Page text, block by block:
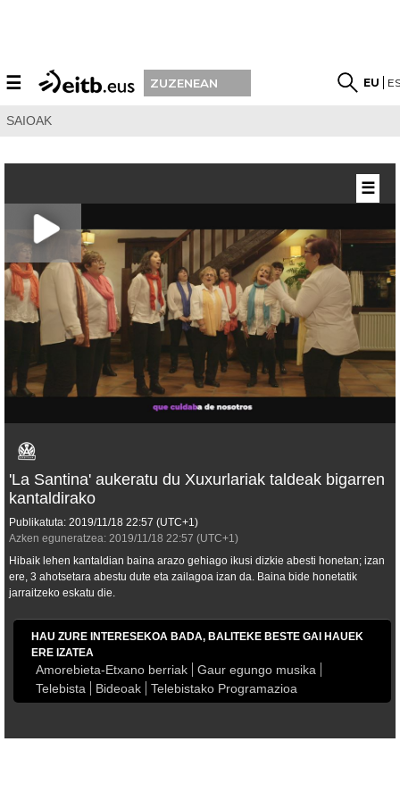
☰ ZUZENEAN EU
SAIOAK
'La Santina' aukeratu du Xuxurlariak taldeak bigarren
kantaldirako
Publikatuta: 2019/11/18 22:57 (UTC+1)
Azken eguneratzea: 2019/11/18 22:57 (UTC+1)
Hibaik lehen kantaldian baina arazo gehiago ikusi dizkie abesti honetan; izan
ere, 3 ahotsetara abestu dute eta zailagoa izan da. Baina bide honetatik
jarraitzeko eskatu die.
HAU ZURE INTERESEKOA BADA, BALITEKE BESTE GAI HAUEK
ERE IZATEA
Amorebieta-Etxano berriak
Gaur egungo musika
Telebista
Bideoak Telebistako Programazioa
☰